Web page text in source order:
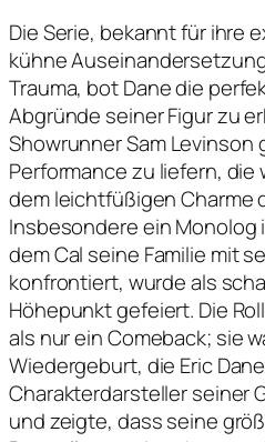
Die Serie, bekannt für ihre
kühne
Trauma, bot Dane die
Abgründe seiner Figur zu
Showrunner Sam Levinson
Performance zu liefern,
dem leichtfüßigen Charme
Insbesondere ein
dem Cal seine Familie mit
konfrontiert, wurde als
Höhepunkt gefeiert. Die
als nur ein Comeback; sie
Wiedergeburt, die Eric
Charakterdarsteller seiner
und zeigte, dass seine